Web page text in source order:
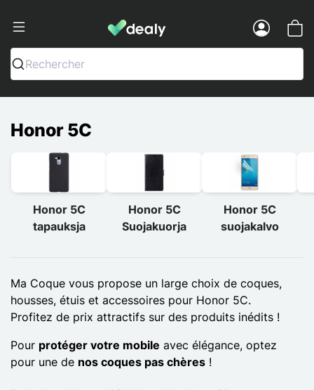
Dealy - Kotelot ja tarvikkeet
Rechercher
Honor 5C
Honor 5C
tapauksja
Honor 5C
Suojakuorja
Honor 5C
suojakalvo
Ma Coque vous propose un large choix de coques,
housses, étuis et accessoires pour Honor 5C.
Profitez de prix attractifs sur des produits inédits !
Pour protéger votre mobile avec élégance, optez
pour une de nos coques pas chères !